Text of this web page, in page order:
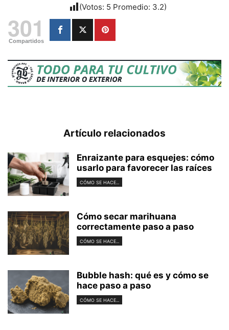
(Votos: 5 Promedio: 3.2)
301
Compartidos
Artículo relacionados
Enraizante para esquejes: cómo
usarlo para favorecer las raíces
CÓMO SE HACE...
Cómo secar marihuana
correctamente paso a paso
CÓMO SE HACE...
Bubble hash: qué es y cómo se
hace paso a paso
CÓMO SE HACE...